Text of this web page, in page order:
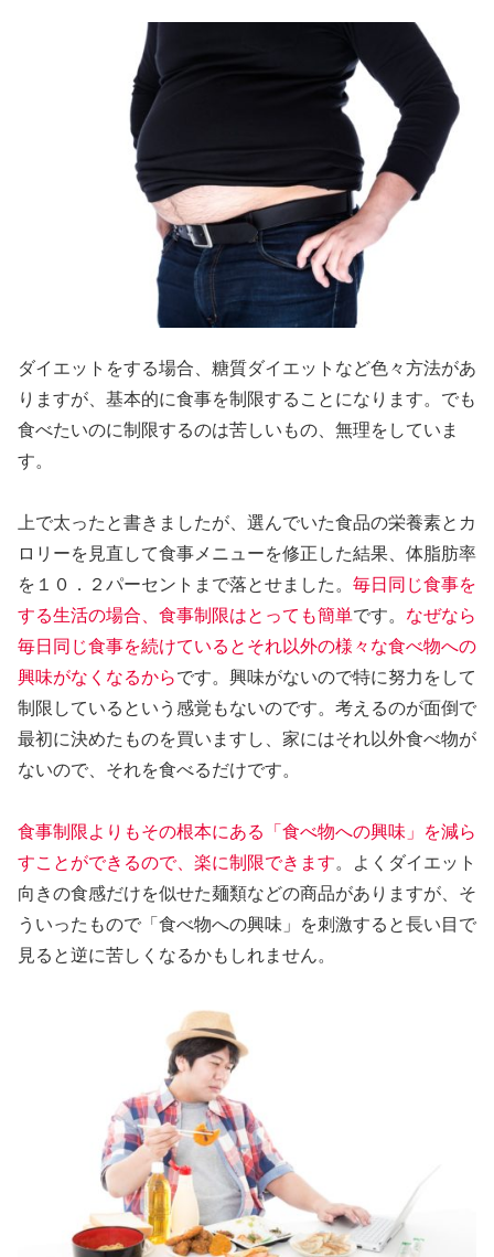
ダイエットをする場合、糖質ダイエットなど色々方法があ
りますが、基本的に食事を制限することになります。でも
食べたいのに制限するのは苦しいもの、無理をしていま
す。
上で太ったと書きましたが、選んでいた食品の栄養素とカ
ロリーを見直して食事メニューを修正した結果、体脂肪率
を１０．２パーセントまで落とせました。 毎日同じ食事を
する生活の場合、食事制限はとっても簡単です。 なぜなら
毎日同じ食事を続けているとそれ以外の様々な食べ物への
興味がなくなるからです。興味がないので特に努力をして
制限しているという感覚もないのです。考えるのが面倒で
最初に決めたものを買いますし、家にはそれ以外食べ物が
ないので、それを食べるだけです。
食事制限よりもその根本にある「食べ物への興味」を減ら
すことができるので、楽に制限できます。よくダイエット
向きの食感だけを似せた麺類などの商品がありますが、そ
ういったもので「食べ物への興味」を刺激すると長い目で
見ると逆に苦しくなるかもしれません。